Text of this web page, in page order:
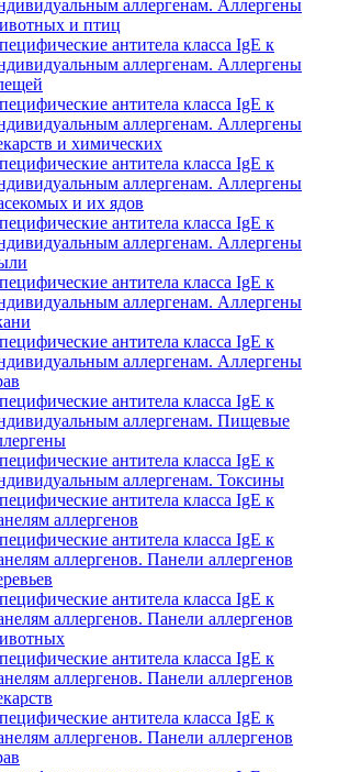
аллергенам. Аллергены
и птиц
антитела класса IgE к
аллергенам. Аллергены
антитела класса IgE к
аллергенам. Аллергены
и химических
антитела класса IgE к
аллергенам. Аллергены
и их ядов
антитела класса IgE к
аллергенам. Аллергены
антитела класса IgE к
аллергенам. Аллергены
антитела класса IgE к
аллергенам. Аллергены
антитела класса IgE к
аллергенам. Пищевые
антитела класса IgE к
аллергенам. Токсины
антитела класса IgE к
аллергенов
антитела класса IgE к
аллергенов. Панели аллергенов
антитела класса IgE к
аллергенов. Панели аллергенов
антитела класса IgE к
аллергенов. Панели аллергенов
антитела класса IgE к
аллергенов. Панели аллергенов